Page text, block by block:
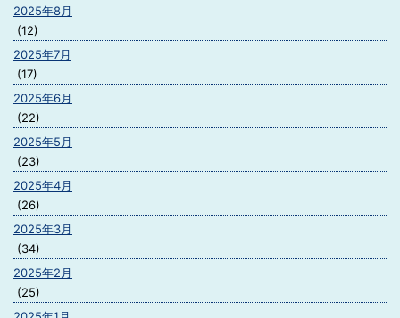
2025年8月
(12)
2025年7月
(17)
2025年6月
(22)
2025年5月
(23)
2025年4月
(26)
2025年3月
(34)
2025年2月
(25)